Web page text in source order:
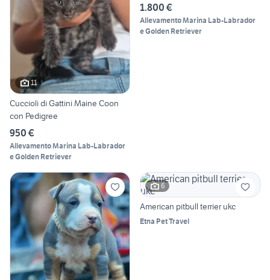
11
Cuccioli di Gattini Maine Coon
con Pedigree
950 €
Allevamento Marina Lab-Labrador
e Golden Retriever
1.800 €
Allevamento Marina Lab-Labrador
e Golden Retriever
6
American pitbull terrier ukc
Etna Pet Travel